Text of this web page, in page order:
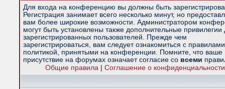
Для входа на конференцию вы должны быть
Регистрация занимает всего несколько минут, но
вам более широкие возможности. Администратором
могут быть установлены также дополнительные привилегии
зарегистрированных пользователей. Прежде чем
зарегистрироваться, вам следует ознакомиться с
политикой, принятыми на конференции. Помните, что ваше
присутствие на форумах означает согласие со всеми
Общие правила| Соглашение о конфиденциальности